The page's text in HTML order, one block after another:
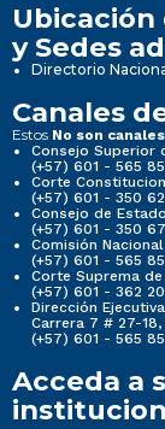
Ubicación
y Sedes
Directorio
Canales
Estos No son
Consejo Superior
(+57) 601 - 565
Corte
(+57) 601 - 350
Consejo de
(+57) 601 - 350
Comisión
(+57) 601 - 565
Corte Suprema
(+57) 601 - 362
Dirección
Carrera 7 # 27-
(+57) 601 - 565
Acceda a